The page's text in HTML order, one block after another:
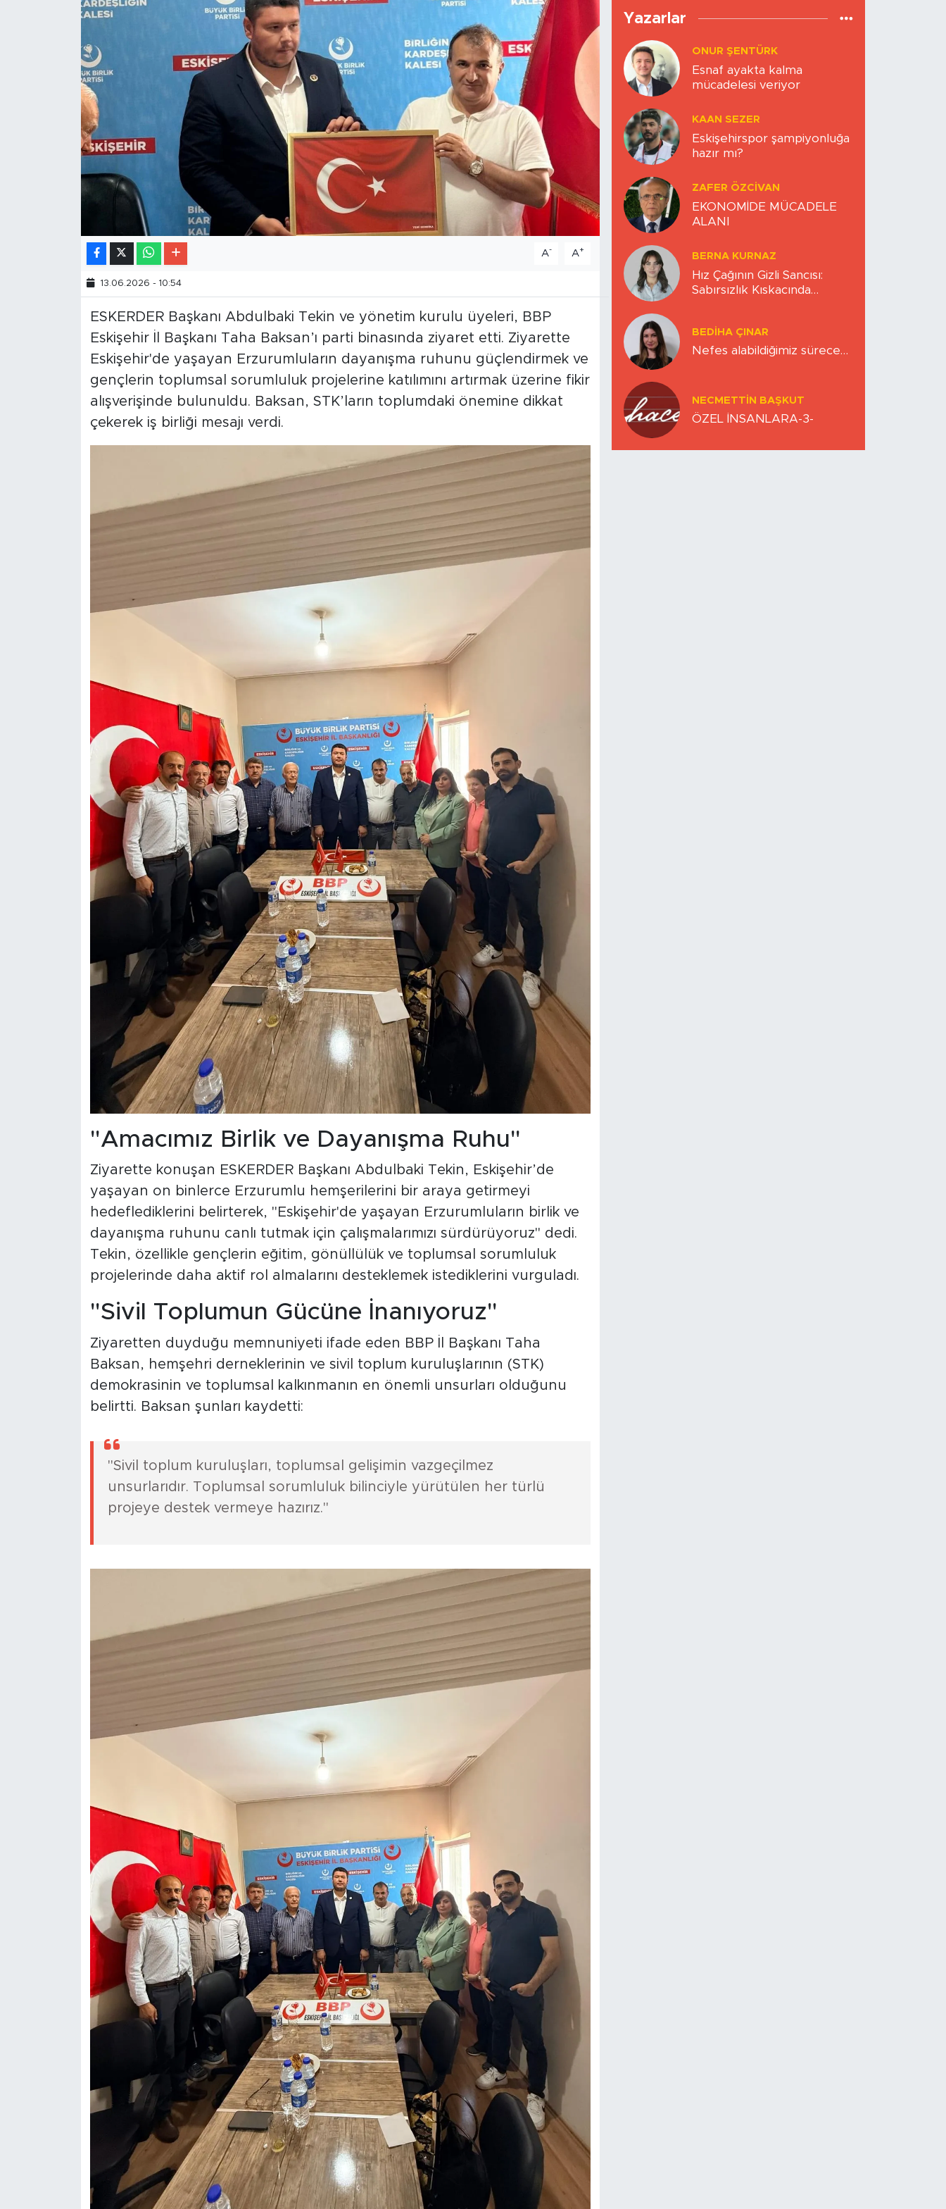
A- A+
13.06.2026 - 10:54
ESKERDER Başkanı Abdulbaki Tekin ve yönetim kurulu üyeleri, BBP
Eskişehir İl Başkanı Taha Baksan’ı parti binasında ziyaret etti. Ziyarette
Eskişehir'de yaşayan Erzurumluların dayanışma ruhunu güçlendirmek ve
gençlerin toplumsal sorumluluk projelerine katılımını artırmak üzerine fikir
alışverişinde bulunuldu. Baksan, STK’ların toplumdaki önemine dikkat
çekerek iş birliği mesajı verdi.
"Amacımız Birlik ve Dayanışma Ruhu"
Ziyarette konuşan ESKERDER Başkanı Abdulbaki Tekin, Eskişehir’de
yaşayan on binlerce Erzurumlu hemşerilerini bir araya getirmeyi
hedeflediklerini belirterek, "Eskişehir'de yaşayan Erzurumluların birlik ve
dayanışma ruhunu canlı tutmak için çalışmalarımızı sürdürüyoruz" dedi.
Tekin, özellikle gençlerin eğitim, gönüllülük ve toplumsal sorumluluk
projelerinde daha aktif rol almalarını desteklemek istediklerini vurguladı.
"Sivil Toplumun Gücüne İnanıyoruz"
Ziyaretten duyduğu memnuniyeti ifade eden BBP İl Başkanı Taha
Baksan, hemşehri derneklerinin ve sivil toplum kuruluşlarının (STK)
demokrasinin ve toplumsal kalkınmanın en önemli unsurları olduğunu
belirtti. Baksan şunları kaydetti:
"Sivil toplum kuruluşları, toplumsal gelişimin vazgeçilmez
unsurlarıdır. Toplumsal sorumluluk bilinciyle yürütülen her türlü
projeye destek vermeye hazırız."
Yazarlar
ONUR ŞENTÜRK
Esnaf ayakta kalma
mücadelesi veriyor
KAAN SEZER
Eskişehirspor şampiyonluğa
hazır mı?
ZAFER ÖZCIVAN
EKONOMİDE MÜCADELE
ALANI
BERNA KURNAZ
Hız Çağının Gizli Sancısı:
Sabırsızlık Kıskacında
BEDIHA ÇINAR
Nefes alabildiğimiz sürece…
NECMETTIN BAŞKUT
ÖZEL İNSANLARA-3-